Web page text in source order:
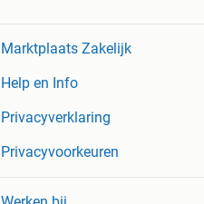
Marktplaats Zakelijk
Help en Info
Privacyverklaring
Privacyvoorkeuren